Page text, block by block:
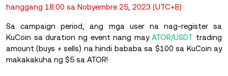
hanggang 18:00 sa Nobyembre 25, 2023 (UTC+8)
Sa campaign period, ang mga user na nag-register sa
KuCoin sa duration ng event nang mayATOR/USDT trading
amount (buys + sells) na hindi bababa sa $100 sa KuCoin ay
makakakuha ng $5 sa ATOR!